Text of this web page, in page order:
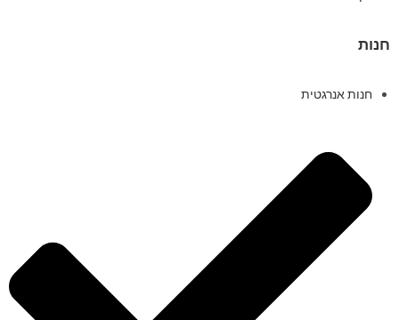
חנות
חנות אנרגטית